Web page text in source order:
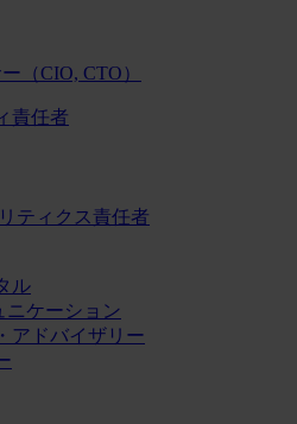
（CIO, CTO）
責任者
ティクス責任者
ル
ニケーション
アドバイザリー